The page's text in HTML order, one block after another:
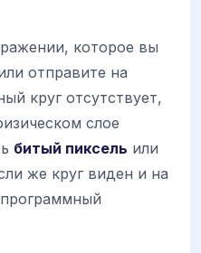
которое вы
отправите на
круг отсутствует,
слое
битый пиксель или
же круг виден и на